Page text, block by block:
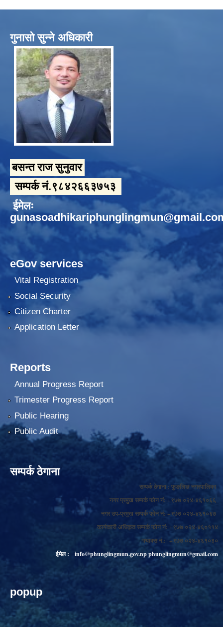
गुनासो सुन्ने अधिकारी
बसन्त राज सुनुवार
सम्पर्क नं.९८४२६६३७५३
ईमेलः
eGov services
Vital Registration
Social Security
Citizen Charter
Application Letter
Reports
Annual Progress Report
Trimester Progress Report
Public Hearing
Public Audit
सम्पर्क ठेगाना
सम्पर्क ठेगाना : फुङलिङ नगरपालिका
नगर प्रमुख सम्पर्क फोन नं: +९७७ ०२४-४६१०६६
नगर उप-प्रमुख सम्पर्क फोन नं: +९७७ ०२४-४६१०६७
कार्यकारी अधिकृत सम्पर्क फोन नं: +९७७ ०२४-४६०११४
फ्याक्स नं.: +९७७ ०२४-४६१०३०
ईमेल :
info@phunglingmun.gov.npphunglingmun@gmail.com
popup